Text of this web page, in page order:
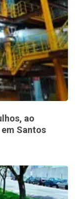
ao
Santos